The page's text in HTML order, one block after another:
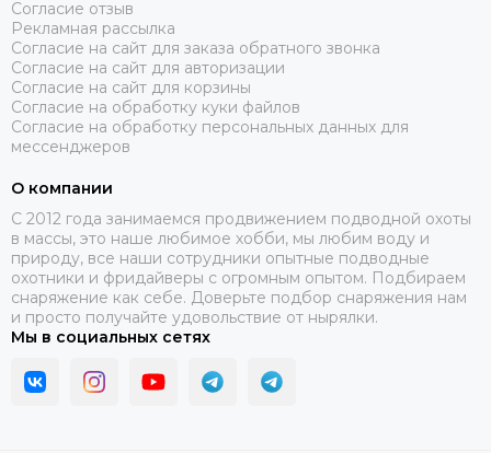
Согласие отзыв
Рекламная рассылка
Согласие на сайт для заказа обратного звонка
Согласие на сайт для авторизации
Согласие на сайт для корзины
Согласие на обработку куки файлов
Согласие на обработку персональных данных для
мессенджеров
О компании
C 2012 года занимаемся продвижением подводной охоты
в массы, это наше любимое хобби, мы любим воду и
природу, все наши сотрудники опытные подводные
охотники и фридайверы с огромным опытом. Подбираем
снаряжение как себе. Доверьте подбор снаряжения нам
и просто получайте удовольствие от нырялки.
Мы в социальных сетях